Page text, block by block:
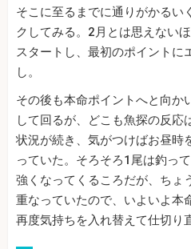
そこに至るまでに通りがかるい
クしてみる。2月とは思えない
スタートし、最初のポイントに
し。
その後も本命ポイントへと向か
して回るが、どこも魚探の反応
状況が続き、気がつけばお昼時
っていた。そろそろ1尾は釣っ
強くなってくるころだが、ちょ
重なっていたので、いよいよ本
再度気持ちを入れ替えて仕切り